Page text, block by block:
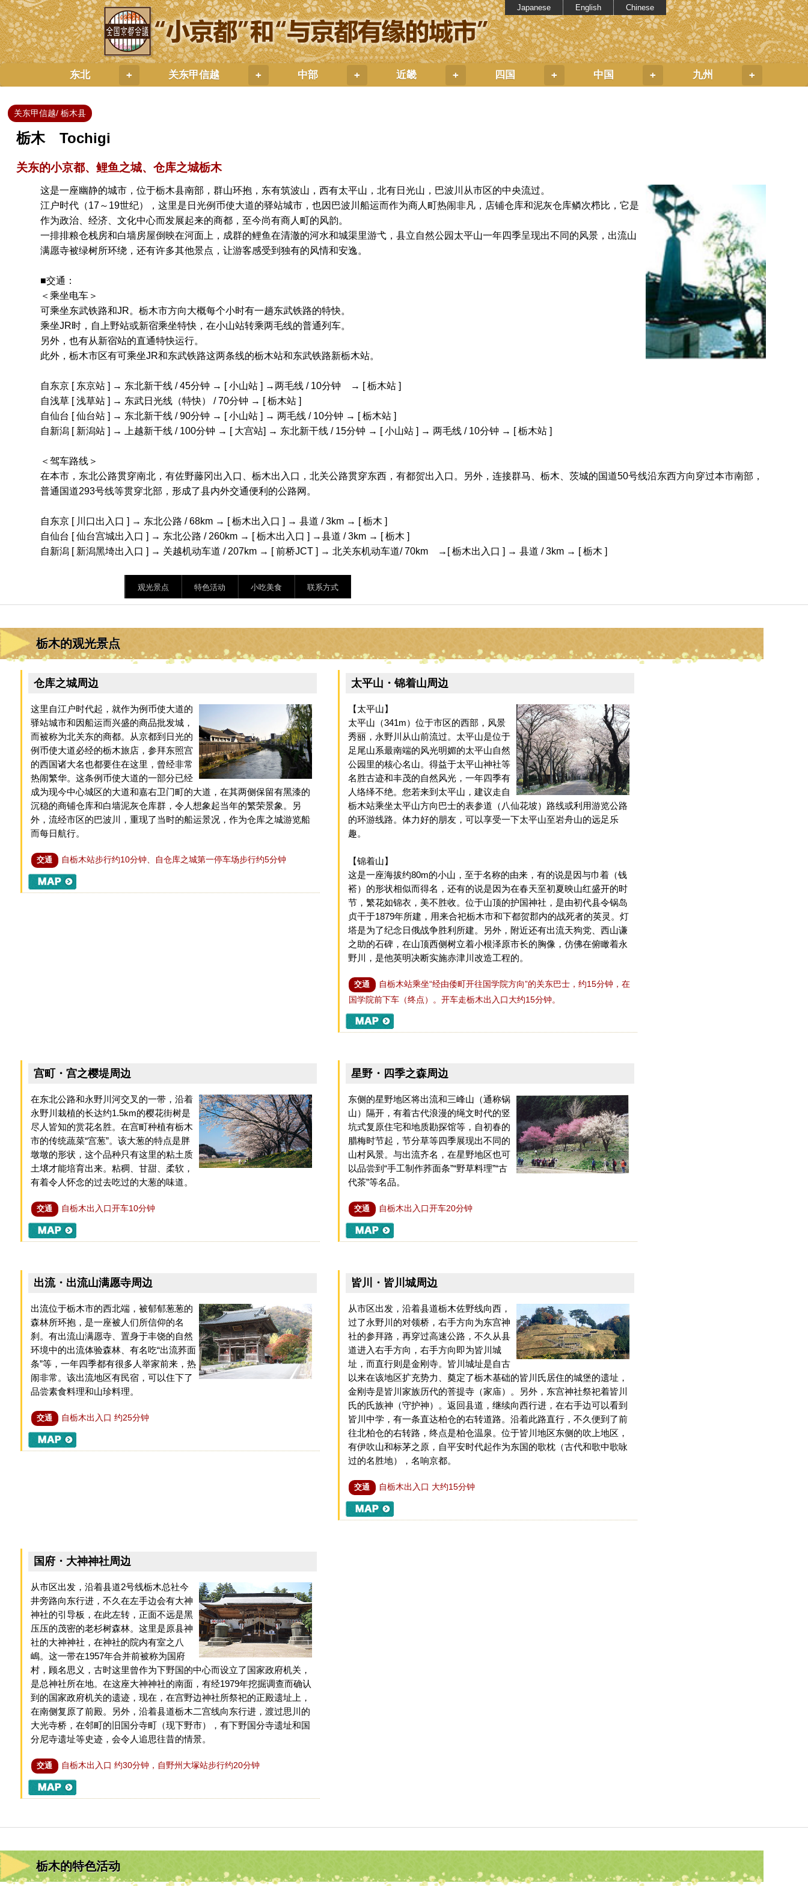
Japanese English Chinese
+
东北 +
关东甲信越 +
中部 +
近畿 +
四国 +
中国 +
九州
关东甲信越/ 栃木县
栃木 Tochigi
关东的小京都、鲤鱼之城、仓库之城栃木
这是一座幽静的城市，位于栃木县南部，群山环抱，东有筑波山，西有太平山，北有日光山，巴波川从市区的中央流过。
江户时代（17～19世纪），这里是日光例币使大道的驿站城市，也因巴波川船运而作为商人町热闹非凡，店铺仓库和泥灰仓库鳞次栉比，它是
作为政治、经济、文化中心而发展起来的商都，至今尚有商人町的风韵。
一排排粮仓栈房和白墙房屋倒映在河面上，成群的鲤鱼在清澈的河水和城渠里游弋，县立自然公园太平山一年四季呈现出不同的风景，出流山
满愿寺被绿树所环绕，还有许多其他景点，让游客感受到独有的风情和安逸。
■交通：
＜乘坐电车＞
可乘坐东武铁路和JR。栃木市方向大概每个小时有一趟东武铁路的特快。
乘坐JR时，自上野站或新宿乘坐特快，在小山站转乘两毛线的普通列车。
另外，也有从新宿站的直通特快运行。
此外，栃木市区有可乘坐JR和东武铁路这两条线的栃木站和东武铁路新栃木站。
自东京 [ 东京站 ] → 东北新干线 / 45分钟 → [ 小山站 ] →两毛线 / 10分钟 → [ 栃木站 ]
自浅草 [ 浅草站 ] → 东武日光线（特快） / 70分钟 → [ 栃木站 ]
自仙台 [ 仙台站 ] → 东北新干线 / 90分钟 → [ 小山站 ] → 两毛线 / 10分钟 → [ 栃木站 ]
自新潟 [ 新潟站 ] → 上越新干线 / 100分钟 → [ 大宫站] → 东北新干线 / 15分钟 → [ 小山站 ] → 两毛线 / 10分钟 → [ 栃木站 ]
＜驾车路线＞
在本市，东北公路贯穿南北，有佐野藤冈出入口、栃木出入口，北关公路贯穿东西，有都贺出入口。另外，连接群马、栃木、茨城的国道50号线沿东西方向穿过本市南部，
普通国道293号线等贯穿北部，形成了县内外交通便利的公路网。
自东京 [ 川口出入口 ] → 东北公路 / 68km → [ 栃木出入口 ] → 县道 / 3km → [ 栃木 ]
自仙台 [ 仙台宫城出入口 ] → 东北公路 / 260km → [ 栃木出入口 ] →县道 / 3km → [ 栃木 ]
自新潟 [ 新潟黑埼出入口 ] → 关越机动车道 / 207km → [ 前桥JCT ] → 北关东机动车道/ 70km →[ 栃木出入口 ] → 县道 / 3km → [ 栃木 ]
观光景点 特色活动 小吃美食 联系方式
栃木的观光景点
仓库之城周边
这里自江户时代起，就作为例币使大道的
驿站城市和因船运而兴盛的商品批发城，
而被称为北关东的商都。从京都到日光的
例币使大道必经的栃木旅店，参拜东照宫
的西国诸大名也都要住在这里，曾经非常
热闹繁华。这条例币使大道的一部分已经
成为现今中心城区的大道和嘉右卫门町的大道，在其两侧保留有黑漆的
沉稳的商铺仓库和白墙泥灰仓库群，令人想象起当年的繁荣景象。另
外，流经市区的巴波川，重现了当时的船运景况，作为仓库之城游览船
而每日航行。
交通 自栃木站步行约10分钟、自仓库之城第一停车场步行约5分钟
太平山・锦着山周边
【太平山】
太平山（341m）位于市区的西部，风景
秀丽，永野川从山前流过。太平山是位于
足尾山系最南端的风光明媚的太平山自然
公园里的核心名山。得益于太平山神社等
名胜古迹和丰茂的自然风光，一年四季有
人络绎不绝。您若来到太平山，建议走自
栃木站乘坐太平山方向巴士的表参道（八仙花坡）路线或利用游览公路
的环游线路。体力好的朋友，可以享受一下太平山至岩舟山的远足乐
趣。
【锦着山】
这是一座海拔约80m的小山，至于名称的由来，有的说是因与巾着（钱
褡）的形状相似而得名，还有的说是因为在春天至初夏映山红盛开的时
节，繁花如锦衣，美不胜收。位于山顶的护国神社，是由初代县令锅岛
贞干于1879年所建，用来合祀栃木市和下都贺郡内的战死者的英灵。灯
塔是为了纪念日俄战争胜利所建。另外，附近还有出流天狗党、西山谦
之助的石碑，在山顶西侧树立着小根泽原市长的胸像，仿佛在俯瞰着永
野川，是他英明决断实施赤津川改造工程的。
交通
自栃木站乘坐“经由倭町开往国学院方向”的关东巴士，约15分钟，在
国学院前下车（终点）。开车走栃木出入口大约15分钟。
宫町・宫之樱堤周边
在东北公路和永野川河交叉的一带，沿着
永野川栽植的长达约1.5km的樱花街树是
尽人皆知的赏花名胜。在宫町种植有栃木
市的传统蔬菜“宫葱”。该大葱的特点是胖
墩墩的形状，这个品种只有这里的粘土质
土壌才能培育出来。粘稠、甘甜、柔软，
有着令人怀念的过去吃过的大葱的味道。
交通 自栃木出入口开车10分钟
星野・四季之森周边
东侧的星野地区将出流和三峰山（通称锅
山）隔开，有着古代浪漫的绳文时代的竖
坑式复原住宅和地质勘探馆等，自初春的
腊梅时节起，节分草等四季展现出不同的
山村风景。与出流齐名，在星野地区也可
以品尝到“手工制作荞面条”“野草料理”“古
代茶”等名品。
交通 自栃木出入口开车20分钟
出流・出流山满愿寺周边
出流位于栃木市的西北端，被郁郁葱葱的
森林所环抱，是一座被人们所信仰的名
刹。有出流山满愿寺、置身于丰饶的自然
环境中的出流体验森林、有名吃“出流荞面
条”等，一年四季都有很多人举家前来，热
闹非常。该出流地区有民宿，可以住下了
品尝素食料理和山珍料理。
交通 自栃木出入口 约25分钟
皆川・皆川城周边
从市区出发，沿着县道栃木佐野线向西，
过了永野川的对领桥，右手方向为东宫神
社的参拜路，再穿过高速公路，不久从县
道进入右手方向，右手方向即为皆川城
址，而直行则是金刚寺。皆川城址是自古
以来在该地区扩充势力、奠定了栃木基础的皆川氏居住的城堡的遗址，
金刚寺是皆川家族历代的菩提寺（家庙）。另外，东宫神社祭祀着皆川
氏的氏族神（守护神）。返回县道，继续向西行进，在右手边可以看到
皆川中学，有一条直达柏仓的右转道路。沿着此路直行，不久便到了前
往北柏仓的右转路，终点是柏仓温泉。位于皆川地区东侧的吹上地区，
有伊吹山和标茅之原，自平安时代起作为东国的歌枕（古代和歌中歌咏
过的名胜地），名响京都。
交通 自栃木出入口 大约15分钟
国府・大神神社周边
从市区出发，沿着县道2号线栃木总社今
井旁路向东行进，不久在左手边会有大神
神社的引导板，在此左转，正面不远是黑
压压的茂密的老杉树森林。这里是原县神
社的大神神社，在神社的院内有室之八
嶋。这一带在1957年合并前被称为国府
村，顾名思义，古时这里曾作为下野国的中心而设立了国家政府机关，
是总神社所在地。在这座大神神社的南面，有经1979年挖掘调查而确认
到的国家政府机关的遗迹，现在，在宫野边神社所祭祀的正殿遗址上，
在南侧复原了前殿。另外，沿着县道栃木二宫线向东行进，渡过思川的
大光寺桥，在邻町的旧国分寺町（现下野市），有下野国分寺遗址和国
分尼寺遗址等史迹，会令人追思往昔的情景。
交通 自栃木出入口 约30分钟，自野州大塚站步行约20分钟
栃木的特色活动